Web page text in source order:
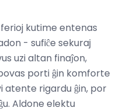
kutime entenas
- sufiĉe sekuraj
uzi altan finaĵon,
porti ĝin komforte
atente rigardu ĝin, por
Aldone elektu